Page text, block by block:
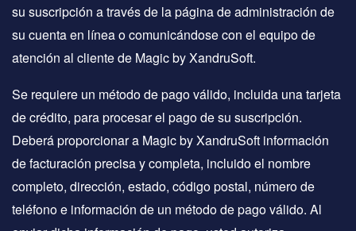
su suscripción a través de la página de administración de
su cuenta en línea o comunicándose con el equipo de
atención al cliente de Magic by XandruSoft.
Se requiere un método de pago válido, incluida una tarjeta
de crédito, para procesar el pago de su suscripción.
Deberá proporcionar a Magic by XandruSoft información
de facturación precisa y completa, incluido el nombre
completo, dirección, estado, código postal, número de
teléfono e información de un método de pago válido. Al